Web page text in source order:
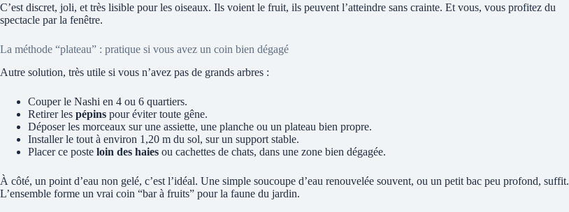
C’est discret, joli, et très lisible pour les oiseaux. Ils voient le fruit, ils peuvent l’atteindre sans crainte. Et vous, vous profitez du
spectacle par la fenêtre.
La méthode “plateau” : pratique si vous avez un coin bien dégagé
Autre solution, très utile si vous n’avez pas de grands arbres :
Couper le Nashi en 4 ou 6 quartiers.
Retirer les pépins pour éviter toute gêne.
Déposer les morceaux sur une assiette, une planche ou un plateau bien propre.
Installer le tout à environ 1,20 m du sol, sur un support stable.
Placer ce poste loin des haies ou cachettes de chats, dans une zone bien dégagée.
À côté, un point d’eau non gelé, c’est l’idéal. Une simple soucoupe d’eau renouvelée souvent, ou un petit bac peu profond, suffit.
L’ensemble forme un vrai coin “bar à fruits” pour la faune du jardin.